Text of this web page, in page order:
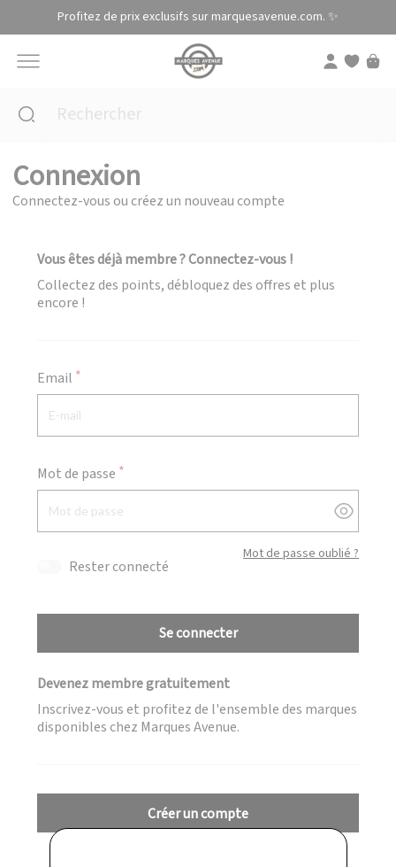
Profitez de prix exclusifs sur marquesavenue.com. ✨
Connexion
Connectez-vous ou créez un nouveau compte
Vous êtes déjà membre ? Connectez-vous !
Collectez des points, débloquez des offres et plus
encore !
Email
Mot de passe
Afficher/
Mot de passe oublié ?
Rester connecté
Se connecter
Devenez membre gratuitement
Inscrivez-vous et profitez de l'ensemble des marques
disponibles chez Marques Avenue.
Créer un compte
Panneau de gestion des cookies